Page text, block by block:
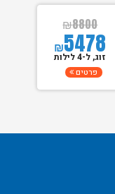
₪8800
₪5478
זוג, ל-4 לילות
פרטים